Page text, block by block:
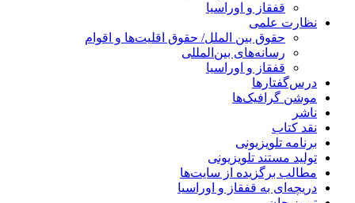
قفقاز و اوراسیا
نظارت علمی
حقوق بین الملل/ حقوق اقلیت‌ها و اقوام
رسانه‌های بین‌المللی
قفقاز و اوراسیا
درس‌گفتارها
موشن گرافیک‌ها
ناشر
نقد کتاب
برنامه‌ تلویزیونی
تولید مستند تلویزیونی
مطالب برگزیده از سایت‌ها
دریچه‌ای به قفقاز و اوراسیا